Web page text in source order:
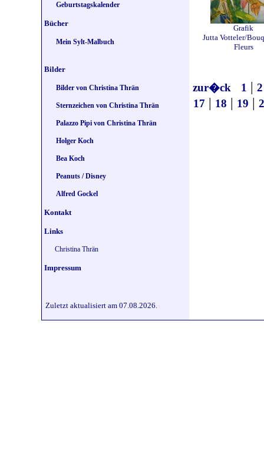
Geburtstagskalender
Bücher
Mein Sylt-Malbuch
Bilder
Bilder von Christina Thrän
Sternzeichen von Christina Thrän
Palazzo Pipi von Christina Thrän
Holger Koch
Bea Koch
Peanuts / Disney
Alfred Gockel
Kontakt
Links
Christina Thrän
Impressum
Grafik
Jutta Votteler/
Fleurs
zur�ck 1 | 2
17 | 18 | 19 |
Zuletzt aktualisiert am 07.08.2026.